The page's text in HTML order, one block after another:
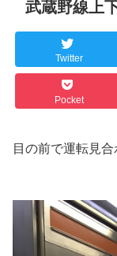
武蔵野線上
Twitter
Pocket
目の前で運転見合